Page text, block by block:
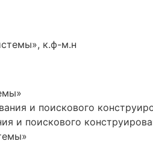
к.ф-м.н
и поискового
и поискового